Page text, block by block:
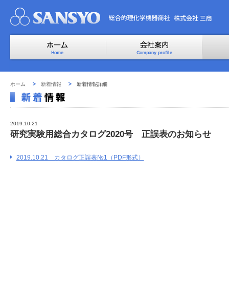
ホーム 新着情報 新着情報詳細
2019.10.21
研究実験用総合カタログ2020号 正誤表のお知らせ
2019.10.21 カタログ正誤表№1（PDF形式）